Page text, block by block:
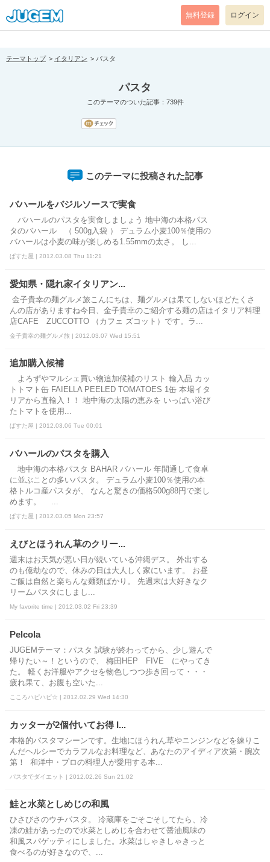
[pear_error: message="Success" code=0 mode=return level=notice
prefix="" info=""]
無料登録 ログイン
テーマトップ イタリアン パスタ
パスタ
このテーマのついた記事：739件
このテーマに投稿された記事
バハールをバジルソースで実食
バハールのパスタを実食しましょう 地中海の本格パス
タのバハール （ 500g入袋 ） デュラム小麦100％使用の
バハールは小麦の味が楽しめる1.55mmの太さ。 し...
ぱすた屋 | 2012.03.08 Thu 11:21
愛知県・隠れ家イタリアン...
金子貴幸の麺グルメ旅こんにちは、麺グルメは果てしないほどたくさ
んの店がありますね今日、金子貴幸のご紹介する麺の店はイタリア料理
店CAFE ZUCCOTTO （カフェ ズコット）です。ラ...
金子貴幸の麺グルメ旅 | 2012.03.07 Wed 15:51
追加購入候補
よろずやマルシェ買い物追加候補のリスト 輸入品 カッ
トトマト缶 FAIELLA PEELED TOMATOES 1缶 本場イタ
リアから直輸入！！ 地中海の太陽の恵みを いっぱい浴び
たトマトを使用...
ぱすた屋 | 2012.03.06 Tue 00:01
バハールのパスタを購入
地中海の本格パスタ BAHAR バハール 年間通して食卓
に並ぶことの多いパスタ。 デュラム小麦100％使用の本
格トルコ産パスタが、 なんと驚きの価格500g88円で楽し
めます。 ...
ぱすた屋 | 2012.03.05 Mon 23:57
えびとほうれん草のクリー...
週末はお天気が悪い日が続いている沖縄デス。 外出する
のも億劫なので、休みの日は大人しく家にいます。 お昼
ご飯は自然と楽ちんな麺類ばかり。 先週末は大好きなク
リームパスタにしまし...
My favorite time | 2012.03.02 Fri 23:39
Pelcola
JUGEMテーマ：パスタ 試験が終わってから、少し遊んで
帰りたい～！というので、 梅田HEP FIVE にやってき
た。 軽くお洋服やアクセを物色しつつ歩き回って・・・
疲れ果て、お腹も空いた...
こころハピハピ☆ | 2012.02.29 Wed 14:30
カッターが2個付いてお得 I...
本格的パスタマシーンです。生地にほうれん草やニンジンなどを練りこ
んだヘルシーでカラフルなお料理など、あなたのアイディア次第・腕次
第！ 和洋中・プロの料理人が愛用する本...
パスタでダイエット | 2012.02.26 Sun 21:02
鮭と水菜としめじの和風
ひさびさのウチパスタ。 冷蔵庫をごそごそしてたら、冷
凍の鮭があったので水菜としめじを合わせて醤油風味の
和風スパゲッティにしました。水菜はしゃきしゃきっと
食べるのが好きなので、...